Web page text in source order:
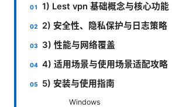
1) Lest vpn 基础概念与核心功能
2) 安全性、隐私保护与日志策略
3) 性能与网络覆盖
4) 适用场景与使用场景适配攻略
5) 安装与使用指南
Windows